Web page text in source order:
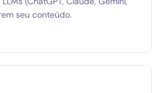
seu conteúdo.